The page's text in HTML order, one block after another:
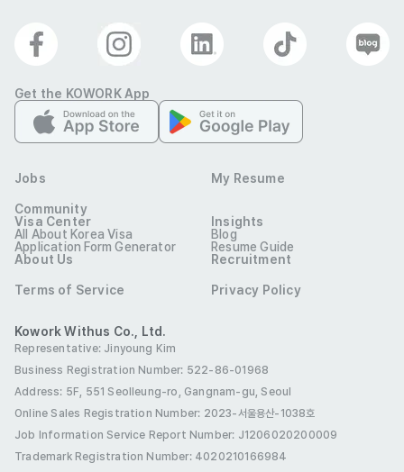
Get the KOWORK App
Jobs My Resume
Community
Visa Center
All About Korea Visa
Application Form Generator
Insights
Blog
Resume Guide
About Us
Recruitment
Terms of Service Privacy Policy
Kowork Withus Co., Ltd.
Representative: Jinyoung Kim
Business Registration Number: 522-86-01968
Address: 5F, 551 Seolleung-ro, Gangnam-gu, Seoul
Online Sales Registration Number: 2023-서울용산-1038호
Job Information Service Report Number: J1206020200009
Trademark Registration Number: 4020210166984